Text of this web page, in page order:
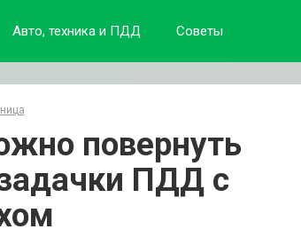
Авто, техника и ПДД Советы
повернуть
ПДД с